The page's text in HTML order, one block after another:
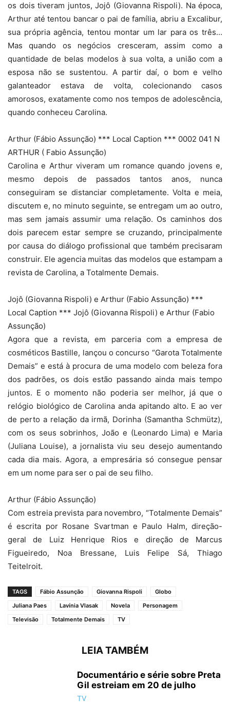
os dois tiveram juntos, Jojô (Giovanna Rispoli). Na época,
Arthur até tentou bancar o pai de família, abriu a Excalibur,
sua própria agência, tentou montar um lar para os três…
Mas quando os negócios cresceram, assim como a
quantidade de belas modelos à sua volta, a união com a
esposa não se sustentou. A partir daí, o bom e velho
galanteador estava de volta, colecionando casos
amorosos, exatamente como nos tempos de adolescência,
quando conheceu Carolina.
Arthur (Fábio Assunção) *** Local Caption *** 0002 041 N
ARTHUR ( Fabio Assunção)
Carolina e Arthur viveram um romance quando jovens e,
mesmo depois de passados tantos anos, nunca
conseguiram se distanciar completamente. Volta e meia,
discutem e, no minuto seguinte, se entregam um ao outro,
mas sem jamais assumir uma relação. Os caminhos dos
dois parecem estar sempre se cruzando, principalmente
por causa do diálogo profissional que também precisaram
construir. Ele agencia muitas das modelos que estampam a
revista de Carolina, a Totalmente Demais.
Jojô (Giovanna Rispoli) e Arthur (Fabio Assunção) ***
Local Caption *** Jojô (Giovanna Rispoli) e Arthur (Fabio
Assunção)
Agora que a revista, em parceria com a empresa de
cosméticos Bastille, lançou o concurso “Garota Totalmente
Demais” e está à procura de uma modelo com beleza fora
dos padrões, os dois estão passando ainda mais tempo
juntos. E o momento não poderia ser melhor, já que o
relógio biológico de Carolina anda apitando alto. E ao ver
de perto a relação da irmã, Dorinha (Samantha Schmütz),
com os seus sobrinhos, João e (Leonardo Lima) e Maria
(Juliana Louise), a jornalista viu seu desejo aumentando
cada dia mais. Agora, a empresária só consegue pensar
em um nome para ser o pai de seu filho.
Arthur (Fábio Assunção)
Com estreia prevista para novembro, “Totalmente Demais”
é escrita por Rosane Svartman e Paulo Halm, direção-
geral de Luiz Henrique Rios e direção de Marcus
Figueiredo, Noa Bressane, Luis Felipe Sá, Thiago
Teitelroit.
TAGS Fábio Assunção Giovanna Rispoli
Globo
Juliana Paes
Lavínia Vlasak Novela
Personagem
Televisão
Totalmente Demais TV
LEIA TAMBÉM
Documentário e série sobre Preta
Gil estreiam em 20 de julho
TV